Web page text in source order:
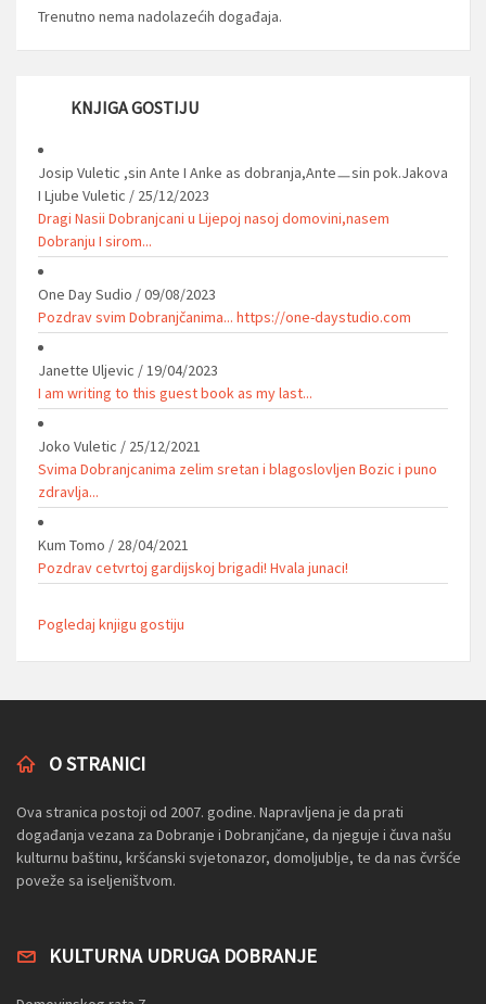
Trenutno nema nadolazećih događaja.
KNJIGA GOSTIJU
Josip Vuletic ,sin Ante I Anke as dobranja,Anteㅡsin pok.Jakova
I Ljube Vuletic / 25/12/2023
Dragi Nasii Dobranjcani u Lijepoj nasoj domovini,nasem
Dobranju I sirom...
One Day Sudio /09/08/2023
Pozdrav svim Dobranjčanima... https://one-daystudio.com
Janette Uljevic /19/04/2023
I am writing to this guest book as my last...
Joko Vuletic / 25/12/2021
Svima Dobranjcanima zelim sretan i blagoslovljen Bozic i puno
zdravlja...
Kum Tomo / 28/04/2021
Pozdrav cetvrtoj gardijskoj brigadi! Hvala junaci!
Pogledaj knjigu gostiju
O STRANICI
Ova stranica postoji od 2007. godine. Napravljena je da prati
događanja vezana za Dobranje i Dobranjčane, da njeguje i čuva našu
kulturnu baštinu, kršćanski svjetonazor, domoljublje, te da nas čvršće
poveže sa iseljeništvom.
KULTURNA UDRUGA DOBRANJE